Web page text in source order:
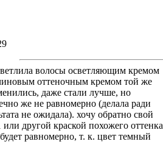
волосы осветляющим кремом
оттеночным кремом той же
даже стали лучше, но
же не равномерно (делала ради
не ожидала). хочу обратно свой
другой краской похожего оттенка
равномерно, т. к. цвет темный